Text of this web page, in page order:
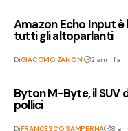
Amazon Echo Input è
tutti gli altoparlanti
DiGIACOMO ZANONI 2 anni fa
Byton M-Byte, il
pollici
DiFRANCESCO SAMPERNA 8